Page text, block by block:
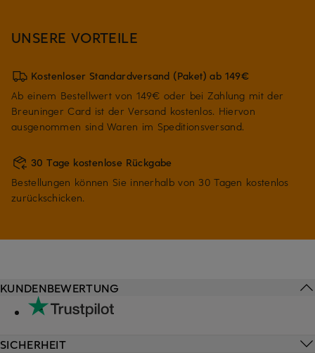
UNSERE VORTEILE
Kostenloser Standardversand (Paket) ab 149€
Ab einem Bestellwert von 149€ oder bei Zahlung mit der
Breuninger Card ist der Versand kostenlos. Hiervon
ausgenommen sind Waren im Speditionsversand.
30 Tage kostenlose Rückgabe
Bestellungen können Sie innerhalb von 30 Tagen kostenlos
zurückschicken.
KUNDENBEWERTUNG
SICHERHEIT